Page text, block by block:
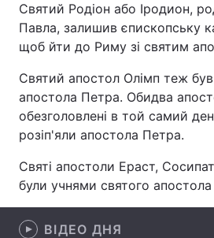
Головна
Святий Родіон або Іродион,
Павла, залишив єпископську
щоб йти до Риму зі святим
Святий апостол Олімп теж
апостола Петра. Обидва
обезголовлені в той самий
розіп'яли апостола Петра.
Святі апостоли Ераст,
були учнями святого
ВІДЕО ДНЯ